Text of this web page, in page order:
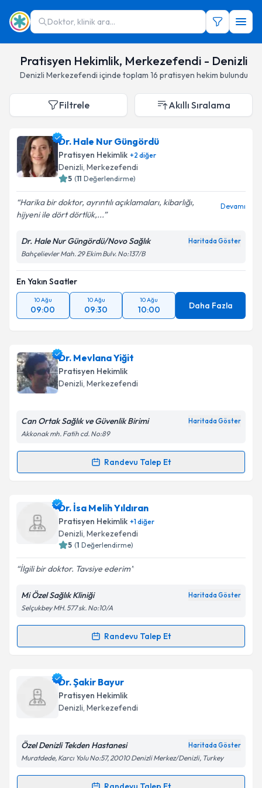
Doktor, klinik ara...
Pratisyen Hekimlik, Merkezefendi - Denizli
Denizli Merkezefendi içinde toplam 16 pratisyen hekim bulundu
Filtrele Akıllı Sıralama
Dr. Hale Nur Güngördü
Pratisyen Hekimlik +2 diğer
Denizli, Merkezefendi
5 (11 Değerlendirme)
Harika bir doktor, ayrıntılı açıklamaları, kibarlığı,
hijyeni ile dört dörtlük,...
Devamı
Dr. Hale Nur Güngördü/Novo Sağlık Haritada Göster
Bahçelievler Mah. 29 Ekim Bulv. No:137/B
En Yakın Saatler
10 Ağu
09:00
10 Ağu
09:30
10 Ağu
10:00 Daha Fazla
Dr. Mevlana Yiğit
Pratisyen Hekimlik
Denizli, Merkezefendi
Can Ortak Sağlık ve Güvenlik Birimi Haritada Göster
Akkonak mh. Fatih cd. No:89
Randevu Talep Et
Randevu Takvimi Talebi
Dr. Mevlana Yiğitiçin randevu takvimi talebi
oluşturun. Size bu uzmandan randevu almanız için bir
takvim hazırlandığında e-posta ile bilgilendireceğiz.
Kişisel verilerimin işlenmesine ilişkin
Metni'ni okudum ve kişisel verilerimin belirtilen
kapsamda işlenmesini kabul ediyorum.
Dr. İsa Melih Yıldıran
Pratisyen Hekimlik +1diğer
Denizli, Merkezefendi
5 (1 Değerlendirme)
İlgili bir doktor. Tavsiye ederim
Mi Özel Sağlık Kliniği Haritada Göster
Selçukbey MH. 577 sk. No:10/A
Randevu Talep Et
Randevu Takvimi Talebi
Dr. İsa Melih Yıldıran
oluşturun. Size bu uzmandan randevu almanız için bir
takvim hazırlandığında e-posta ile bilgilendireceğiz.
Kişisel verilerimin işlenmesine ilişkin
Dr. Şakir Bayur
Pratisyen Hekimlik
Denizli, Merkezefendi
Özel Denizli Tekden Hastanesi Haritada Göster
Muratdede, Karcı Yolu No:57, 20010 Denizli Merkez/Denizli, Turkey